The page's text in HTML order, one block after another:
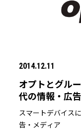
2014.12.11
オプトとグル
代の情報・広
スマートデバイス
告・メディア